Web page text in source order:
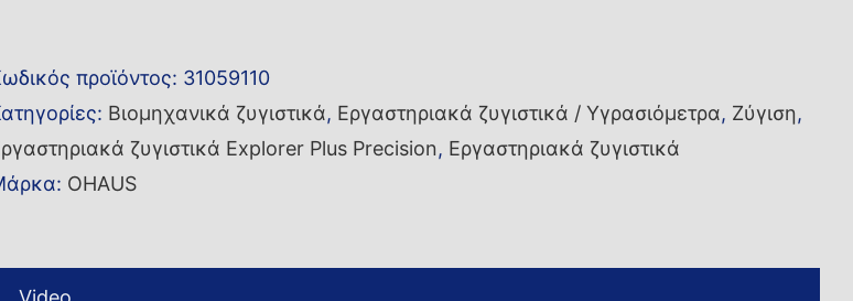
ποσότητα
προϊόντος: 31059110
Βιομηχανικά ζυγιστικά, Εργαστηριακά ζυγιστικά / Υγρασιόμετρα, Ζύγιση,
ζυγιστικά Explorer Plus Precision, Εργαστηριακά ζυγιστικά
OHAUS